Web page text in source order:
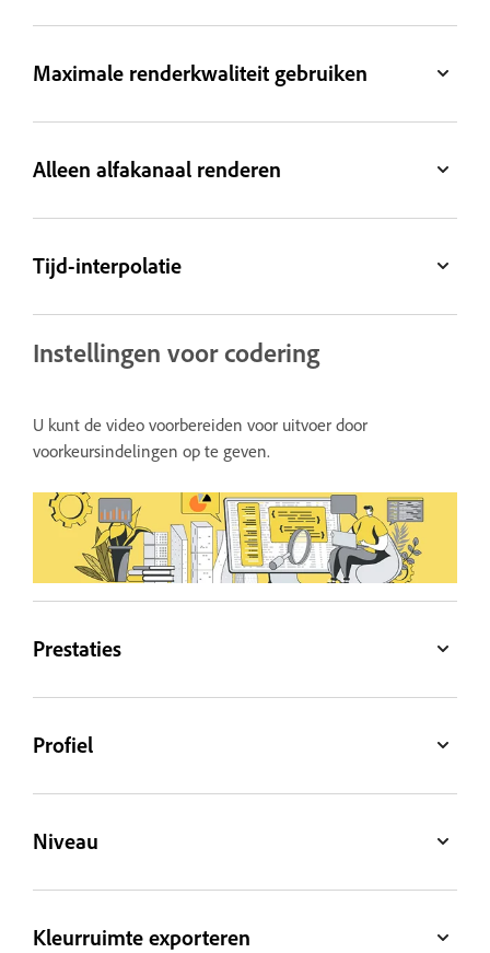
Maximale renderkwaliteit gebruiken
Alleen alfakanaal renderen
Tijd-interpolatie
Instellingen voor codering
U kunt de video voorbereiden voor uitvoer door
voorkeursindelingen op te geven.
Prestaties
Profiel
Niveau
Kleurruimte exporteren